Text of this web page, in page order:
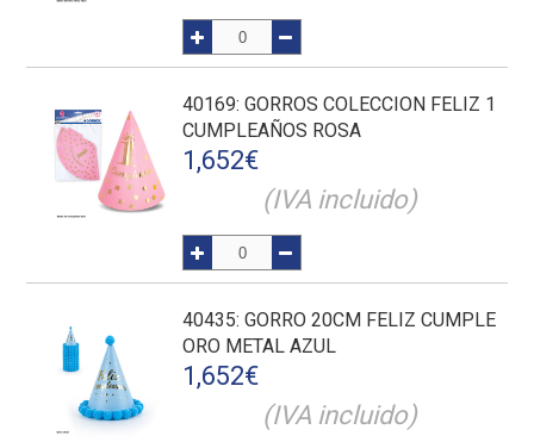
40169: GORROS COLECCION FELIZ 1
CUMPLEAÑOS ROSA
1,652€
(IVA incluido)
40435: GORRO 20CM FELIZ CUMPLE
ORO METAL AZUL
1,652€
(IVA incluido)